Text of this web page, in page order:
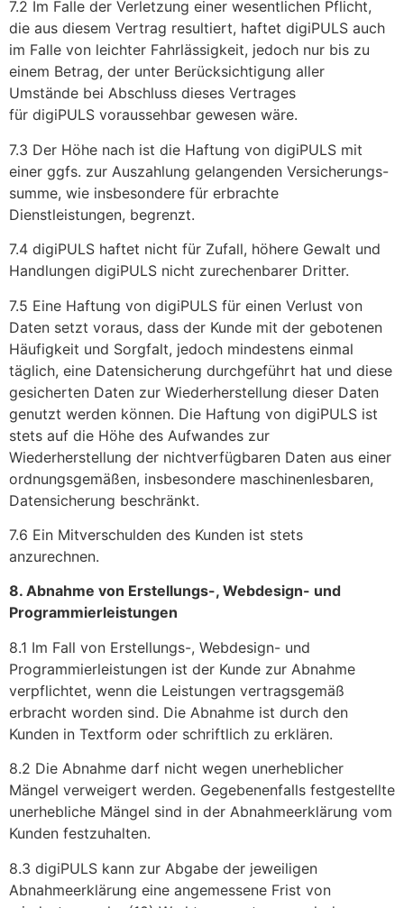
7.2 Im Falle der Verletzung einer wesentlichen Pflicht,
die aus diesem Vertrag resultiert, haftet digiPULS auch
im Falle von leichter Fahrlässigkeit, jedoch nur bis zu
einem Betrag, der unter Berücksichtigung aller
Umstände bei Abschluss dieses Vertrages
für digiPULS voraussehbar gewesen wäre.
7.3 Der Höhe nach ist die Haftung von digiPULS mit
einer ggfs. zur Auszahlung gelangenden Versicherungs-
summe, wie insbesondere für erbrachte
Dienstleistungen, begrenzt.
7.4 digiPULS haftet nicht für Zufall, höhere Gewalt und
Handlungen digiPULS nicht zurechenbarer Dritter.
7.5 Eine Haftung von digiPULS für einen Verlust von
Daten setzt voraus, dass der Kunde mit der gebotenen
Häufigkeit und Sorgfalt, jedoch mindestens einmal
täglich, eine Datensicherung durchgeführt hat und diese
gesicherten Daten zur Wiederherstellung dieser Daten
genutzt werden können. Die Haftung von digiPULS ist
stets auf die Höhe des Aufwandes zur
Wiederherstellung der nichtverfügbaren Daten aus einer
ordnungsgemäßen, insbesondere maschinenlesbaren,
Datensicherung beschränkt.
7.6 Ein Mitverschulden des Kunden ist stets
anzurechnen.
8. Abnahme von Erstellungs-, Webdesign- und
Programmierleistungen
8.1 Im Fall von Erstellungs-, Webdesign- und
Programmierleistungen ist der Kunde zur Abnahme
verpflichtet, wenn die Leistungen vertragsgemäß
erbracht worden sind. Die Abnahme ist durch den
Kunden in Textform oder schriftlich zu erklären.
8.2 Die Abnahme darf nicht wegen unerheblicher
Mängel verweigert werden. Gegebenenfalls festgestellte
unerhebliche Mängel sind in der Abnahmeerklärung vom
Kunden festzuhalten.
8.3 digiPULS kann zur Abgabe der jeweiligen
Abnahmeerklärung eine angemessene Frist von